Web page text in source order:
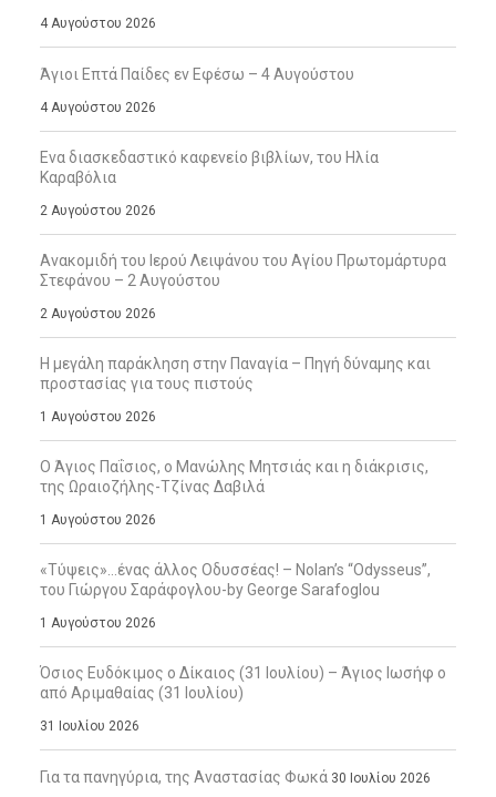
4 Αυγούστου 2026
Άγιοι Επτά Παίδες εν Εφέσω – 4 Αυγούστου
4 Αυγούστου 2026
Ενα διασκεδαστικό καφενείο βιβλίων, του Ηλία
Καραβόλια
2 Αυγούστου 2026
Ανακομιδή του Ιερού Λειψάνου του Αγίου Πρωτομάρτυρα
Στεφάνου – 2 Αυγούστου
2 Αυγούστου 2026
Η μεγάλη παράκληση στην Παναγία – Πηγή δύναμης και
προστασίας για τους πιστούς
1 Αυγούστου 2026
Ο Άγιος Παΐσιος, ο Μανώλης Μητσιάς και η διάκρισις,
της Ωραιοζήλης-Τζίνας Δαβιλά
1 Αυγούστου 2026
«Τύψεις»…ένας άλλος Οδυσσέας! – Nolan’s “Odysseus”,
του Γιώργου Σαράφογλου-by George Sarafoglou
1 Αυγούστου 2026
Όσιος Ευδόκιμος ο Δίκαιος (31 Ιουλίου) – Άγιος Ιωσήφ ο
από Αριμαθαίας (31 Ιουλίου)
31 Ιουλίου 2026
Για τα πανηγύρια, της Αναστασίας Φωκά 30 Ιουλίου 2026